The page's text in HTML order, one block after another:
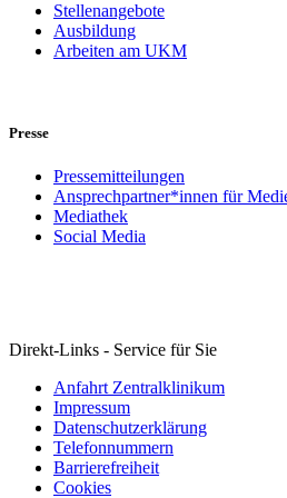
Stellenangebote
Ausbildung
Arbeiten am UKM
Presse
Pressemitteilungen
Ansprechpartner*innen für
Mediathek
Social Media
Direkt-Links - Service für Sie
Anfahrt Zentralklinikum
Impressum
Datenschutzerklärung
Telefonnummern
Barrierefreiheit
Cookies